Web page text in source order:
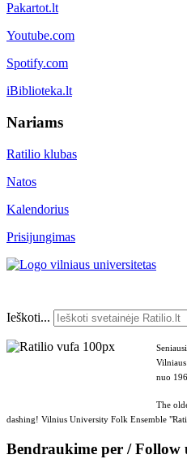
Pakartot.lt
Youtube.com
Spotify.com
iBiblioteka.lt
Nariams
Ratilio klubas
Natos
Kalendorius
Prisijungimas
Ieškoti...
nuo
The
dashing! Vilnius University Folk Ensemble
Bendraukime per / Follow